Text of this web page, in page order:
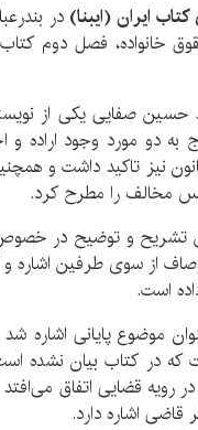
ایران(ایبنا) در
خانواده، فصل دوم
صفایی یکی از
به دو مورد وجود
نیز تاکید داشت و
مخالف را مطرح کرد.
و توضیح در خصوص
از سوی طرفین اشاره
است.
موضوع پایانی اشاره
که در کتاب بیان نشده
رویه قضایی اتفاق
قاضی اشاره دارد.